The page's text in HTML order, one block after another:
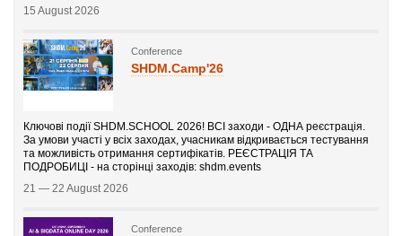
15 August 2026
Conference
SHDM.Camp'26
Ключові події SHDM.SCHOOL 2026! ВСІ заходи - ОДНА реєстрація.
За умови участі у всіх заходах, учасникам відкривається тестування
та можливість отримання сертифікатів. РЕЄСТРАЦІЯ ТА
ПОДРОБИЦІ - на сторінці заходів: shdm.events
21 — 22 August 2026
Conference